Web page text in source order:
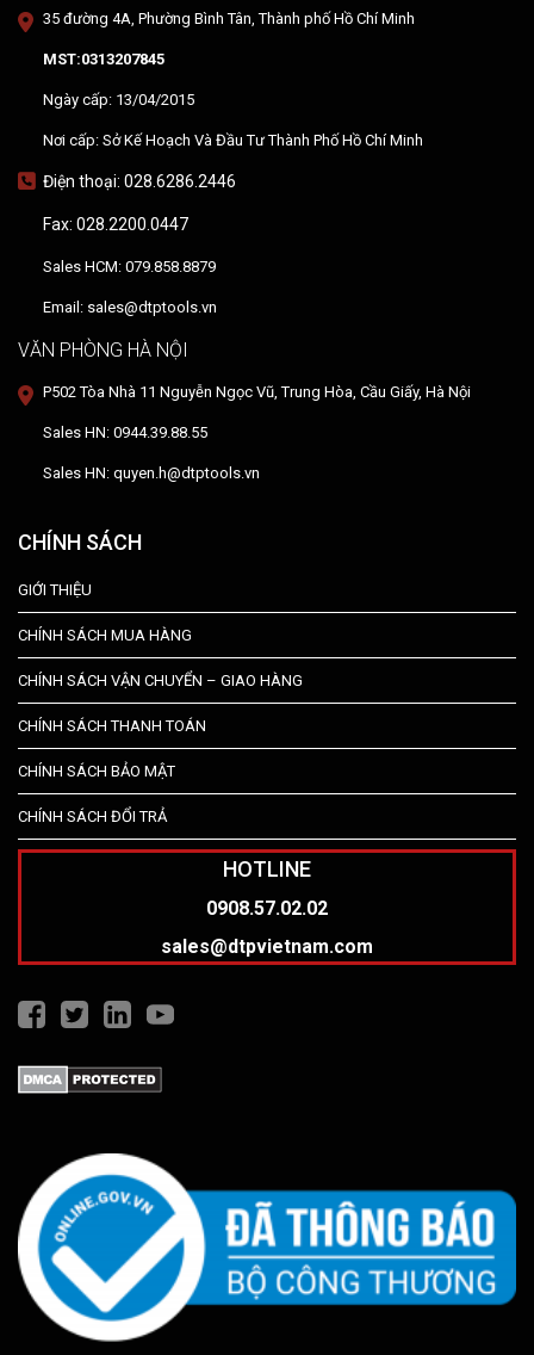
35 đường 4A, Phường Bình Tân, Thành phố Hồ Chí Minh
MST:0313207845
Ngày cấp: 13/04/2015
Nơi cấp: Sở Kế Hoạch Và Đầu Tư Thành Phố Hồ Chí Minh
Điện thoại: 028.6286.2446
Fax: 028.2200.0447
Sales HCM: 079.858.8879
Email: sales@dtptools.vn
VĂN PHÒNG HÀ NỘI
P502 Tòa Nhà 11 Nguyễn Ngọc Vũ, Trung Hòa, Cầu Giấy, Hà Nội
Sales HN: 0944.39.88.55
Sales HN: quyen.h@dtptools.vn
CHÍNH SÁCH
GIỚI THIỆU
CHÍNH SÁCH MUA HÀNG
CHÍNH SÁCH VẬN CHUYỂN – GIAO HÀNG
CHÍNH SÁCH THANH TOÁN
CHÍNH SÁCH BẢO MẬT
CHÍNH SÁCH ĐỔI TRẢ
HOTLINE
0908.57.02.02
sales@dtpvietnam.com